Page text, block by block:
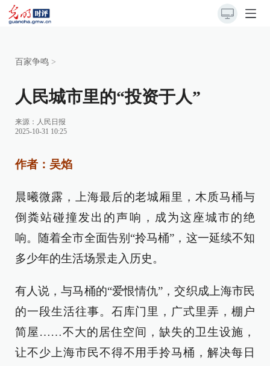
百家争鸣 >
人民城市里的“投资于人”
来源： 人民日报
2025-10-31 10:25
作者：吴焰
晨曦微露，上海最后的老城厢里，木质马桶与
倒粪站碰撞发出的声响，成为这座城市的绝
响。随着全市全面告别“拎马桶”，这一延续不知
多少年的生活场景走入历史。
有人说，与马桶的“爱恨情仇”，交织成上海市民
的一段生活往事。石库门里，广式里弄，棚户
简屋……不大的居住空间，缺失的卫生设施，
让不少上海市民不得不用手拎马桶，解决每日